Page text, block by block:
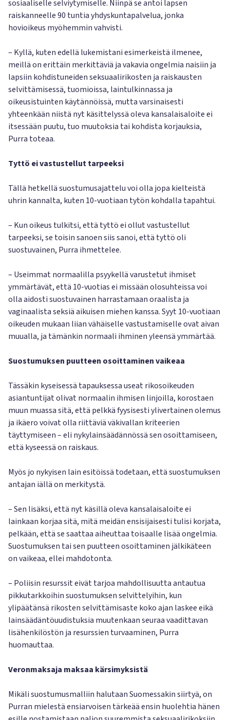
sosiaaliselle selviytymiselle. Niinpä se antoi lapsen
raiskanneelle 90 tuntia yhdyskuntapalvelua, jonka
hovioikeus myöhemmin vahvisti.
– Kyllä, kuten edellä lukemistani esimerkeistä ilmenee,
meillä on erittäin merkittäviä ja vakavia ongelmia naisiin ja
lapsiin kohdistuneiden seksuaalirikosten ja raiskausten
selvittämisessä, tuomioissa, laintulkinnassa ja
oikeusistuinten käytännöissä, mutta varsinaisesti
yhteenkään niistä nyt käsittelyssä oleva kansalaisaloite ei
itsessään puutu, tuo muutoksia tai kohdista korjauksia,
Purra toteaa.
Tyttö ei vastustellut tarpeeksi
Tällä hetkellä suostumusajattelu voi olla jopa kielteistä
uhrin kannalta, kuten 10-vuotiaan tytön kohdalla tapahtui.
– Kun oikeus tulkitsi, että tyttö ei ollut vastustellut
tarpeeksi, se toisin sanoen siis sanoi, että tyttö oli
suostuvainen, Purra ihmettelee.
– Useimmat normaalilla psyykellä varustetut ihmiset
ymmärtävät, että 10-vuotias ei missään olosuhteissa voi
olla aidosti suostuvainen harrastamaan oraalista ja
vaginaalista seksiä aikuisen miehen kanssa. Syyt 10-vuotiaan
oikeuden mukaan liian vähäiselle vastustamiselle ovat aivan
muualla, ja tämänkin normaali ihminen yleensä ymmärtää.
Suostumuksen puutteen osoittaminen vaikeaa
Tässäkin kyseisessä tapauksessa useat rikosoikeuden
asiantuntijat olivat normaalin ihmisen linjoilla, korostaen
muun muassa sitä, että pelkkä fyysisesti ylivertainen olemus
ja ikäero voivat olla riittäviä väkivallan kriteerien
täyttymiseen – eli nykylainsäädännössä sen osoittamiseen,
että kyseessä on raiskaus.
Myös jo nykyisen lain esitöissä todetaan, että suostumuksen
antajan iällä on merkitystä.
– Sen lisäksi, että nyt käsillä oleva kansalaisaloite ei
lainkaan korjaa sitä, mitä meidän ensisijaisesti tulisi korjata,
pelkään, että se saattaa aiheuttaa toisaalle lisää ongelmia.
Suostumuksen tai sen puutteen osoittaminen jälkikäteen
on vaikeaa, ellei mahdotonta.
– Poliisin resurssit eivät tarjoa mahdollisuutta antautua
pikkutarkkoihin suostumuksen selvittelyihin, kun
ylipäätänsä rikosten selvittämisaste koko ajan laskee eikä
lainsäädäntöuudistuksia muutenkaan seuraa vaadittavan
lisähenkilöstön ja resurssien turvaaminen, Purra
huomauttaa.
Veronmaksaja maksaa kärsimyksistä
Mikäli suostumusmalliin halutaan Suomessakin siirtyä, on
Purran mielestä ensiarvoisen tärkeää ensin huolehtia hänen